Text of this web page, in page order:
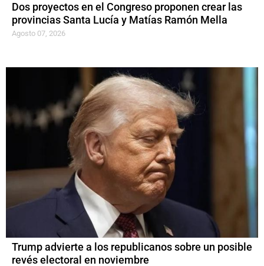
Dos proyectos en el Congreso proponen crear las
provincias Santa Lucía y Matías Ramón Mella
Agosto 07, 2026
Trump advierte a los republicanos sobre un posible
revés electoral en noviembre